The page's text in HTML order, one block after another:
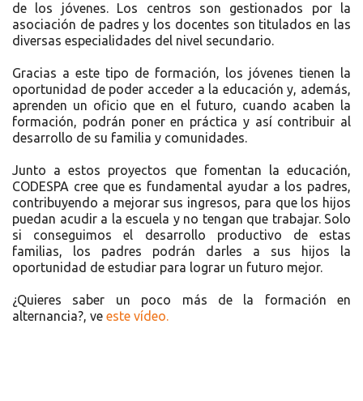
de los jóvenes. Los centros son gestionados por la
asociación de padres y los docentes son titulados en las
diversas especialidades del nivel secundario.
Gracias a este tipo de formación, los jóvenes tienen la
oportunidad de poder acceder a la educación y, además,
aprenden un oficio que en el futuro, cuando acaben la
formación, podrán poner en práctica y así contribuir al
desarrollo de su familia y comunidades.
Junto a estos proyectos que fomentan la educación,
CODESPA cree que es fundamental ayudar a los padres,
contribuyendo a mejorar sus ingresos, para que los hijos
puedan acudir a la escuela y no tengan que trabajar. Solo
si conseguimos el desarrollo productivo de estas
familias, los padres podrán darles a sus hijos la
oportunidad de estudiar para lograr un futuro mejor.
¿Quieres saber un poco más de la formación en
alternancia?, ve este vídeo.